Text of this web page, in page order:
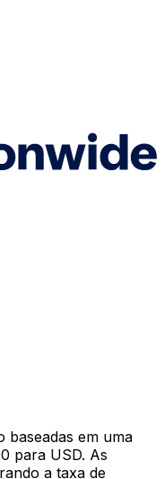
baseadas em uma
para USD. As
a taxa de